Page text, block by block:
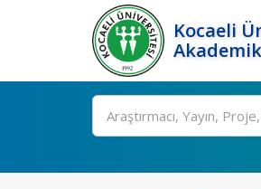
Kocaeli
Ara